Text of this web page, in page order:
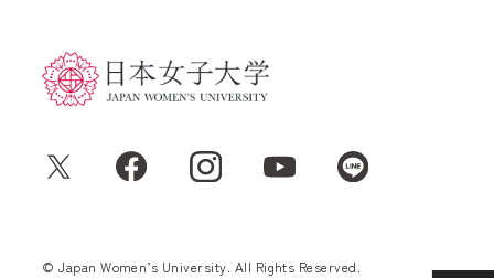
© Japan Women’s University. All Rights Reserved.